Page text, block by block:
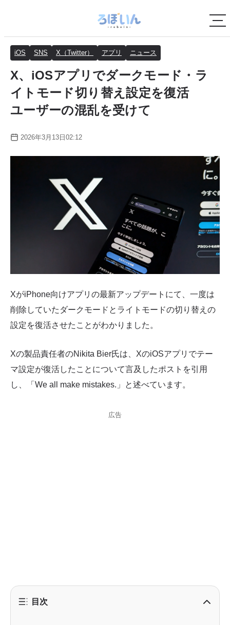
iOS SNS X（Twitter） アプリ ニュース
X、iOSアプリでダークモード・ラ
イトモード切り替え設定を復活
ユーザーの混乱を受けて
2026年3月13日02:12
XがiPhone向けアプリの最新アップデートにて、一度は
削除していたダークモードとライトモードの切り替えの
設定を復活させたことがわかりました。
Xの製品責任者のNikita Bier氏は、XのiOSアプリでテー
マ設定が復活したことについて言及したポストを引用
し、「We all make mistakes.」と述べています。
広告
目次